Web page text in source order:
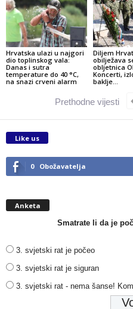
Hrvatska ulazi u najgori
dio toplinskog vala:
Danas i sutra
temperature do 40 °C,
na snazi crveni alarm
Diljem
obilježava
obljetnica
Koncerti,
baklje…
Prethodne vijesti
Like us
0 Obožavatelja
Anketa
Smatrate li da je
3. svjetski rat je počeo
3. svjetski rat je siguran
3. svjetski rat - nema šanse!